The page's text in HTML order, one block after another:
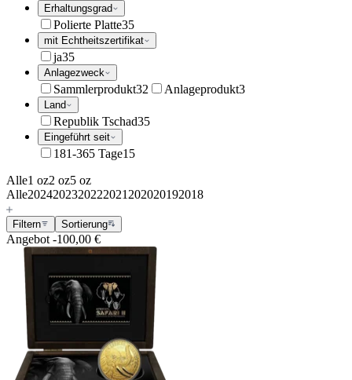
Erhaltungsgrad
Polierte Platte35
mit Echtheitszertifikat
ja35
Anlagezweck
Sammlerprodukt32 Anlageprodukt3
Land
Republik Tschad35
Eingeführt seit
181-365 Tage15
Alle1 oz2 oz5 oz
Alle2024202320222021 202020192018
Filtern Sortierung
Angebot -100,00 €